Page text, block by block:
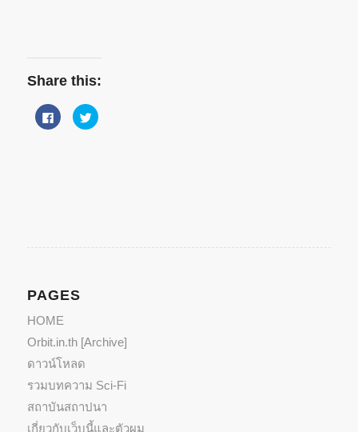
Share this:
Click
to
share
Click
to
PAGES
HOME
Orbit.in.th [Archive]
ดาวน์โหลด
รวมบทความ Sci-Fi
สถาบันสถาปนา
เกี่ยวกับเว็บนี้และตัวผม